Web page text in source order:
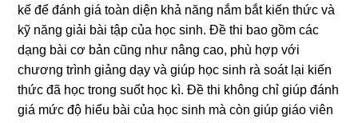
kế để đánh giá toàn diện khả năng nắm bắt kiến thức và
kỹ năng giải bài tập của học sinh. Đề thi bao gồm các
dạng bài cơ bản cũng như nâng cao, phù hợp với
chương trình giảng dạy và giúp học sinh rà soát lại kiến
thức đã học trong suốt học kì. Đề thi không chỉ giúp đánh
giá mức độ hiểu bài của học sinh mà còn giúp giáo viên